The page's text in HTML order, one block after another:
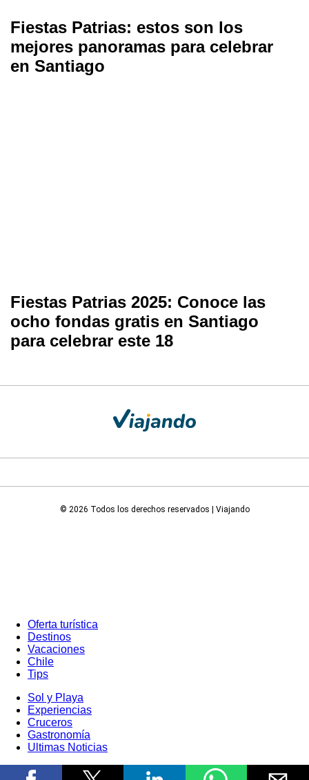
Fiestas Patrias: estos son los
mejores panoramas para celebrar
en Santiago
Fiestas Patrias 2025: Conoce las
ocho fondas gratis en Santiago
para celebrar este 18
© 2026 Todos los derechos reservados | Viajando
Oferta turística
Destinos
Vacaciones
Chile
Tips
Sol y Playa
Experiencias
Cruceros
Gastronomía
Ultimas Noticias